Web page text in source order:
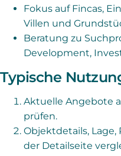
Fokus auf Fincas,
Villen und
Beratung zu
Development,
Typische
Aktuelle Angebote
prüfen.
Objektdetails, Lage,
der Detailseite